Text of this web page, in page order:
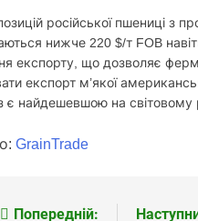
російської пшениці з
нижче 220 $/т FOB
експорту, що дозволяє
експорт м’якої
є найдешевшою на світовому
GrainTrade
Попередній: